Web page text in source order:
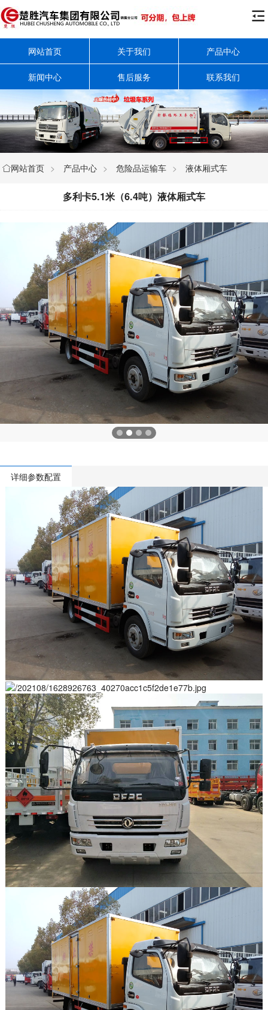

网站首页 关于我们 产品中心
新闻中心 售后服务 联系我们
网站首页 > 产品中心 > 危险品运输车 > 液体厢式车
多利卡5.1米（6.4吨）液体厢式车
详细参数配置